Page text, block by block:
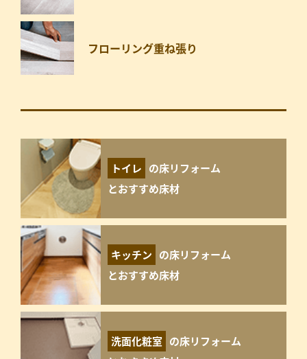
フローリング重ね張り
トイレ の床リフォーム
とおすすめ床材
キッチン の床リフォーム
とおすすめ床材
洗面化粧室 の床リフォーム